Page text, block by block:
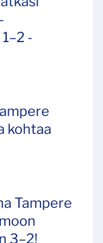
-
kohtaa
Tampere
3–2!